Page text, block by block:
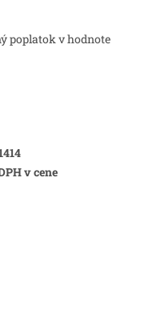
poplatok v hodnote
v cene